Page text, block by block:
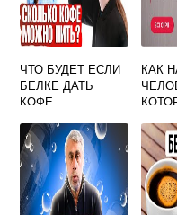
ЧТО БУДЕТ ЕСЛИ
БЕЛКЕ ДАТЬ
КОФЕ
КАК